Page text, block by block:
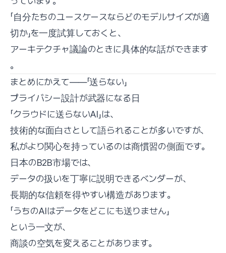
「自分たちのユースケースならどのモデルサイズが適
切か」を一度試算しておくと、
アーキテクチャ議論のときに具体的な話ができます
。
まとめにかえて——「送らない」
プライバシー設計が武器になる日
「クラウドに送らないAI」は、
技術的な面白さとして語られることが多いですが、
私がより関心を持っているのは商慣習の側面です。
日本のB2B市場では、
データの扱いを丁寧に説明できるベンダーが、
長期的な信頼を得やすい構造があります。
「うちのAIはデータをどこにも送りません」
という一文が、
商談の空気を変えることがあります。